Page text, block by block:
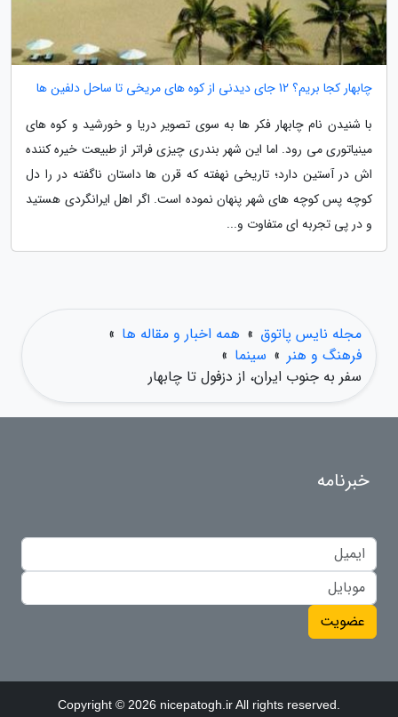
چابهار کجا بریم؟ 12 جای دیدنی از کوه های مریخی تا ساحل دلفین ها
با شنیدن نام چابهار فکر ها به سوی تصویر دریا و خورشید و کوه های
مینیاتوری می رود. اما این شهر بندری چیزی فراتر از طبیعت خیره کننده
اش در آستین دارد؛ تاریخی نهفته که قرن ها داستان ناگفته در را دل
کوچه پس کوچه های شهر پنهان نموده است. اگر اهل ایرانگردی هستید
و در پی تجربه ای متفاوت و...
مجله نایس پاتوق » همه اخبار و مقاله ها »
فرهنگ و هنر » سینما »
سفر به جنوب ایران، از دزفول تا چابهار
خبرنامه
عضویت
Copyright © 2026 nicepatogh.ir All rights reserved.